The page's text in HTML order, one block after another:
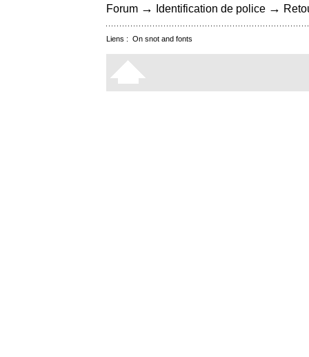
Forum → Identification de police →
Liens : On snot and fonts